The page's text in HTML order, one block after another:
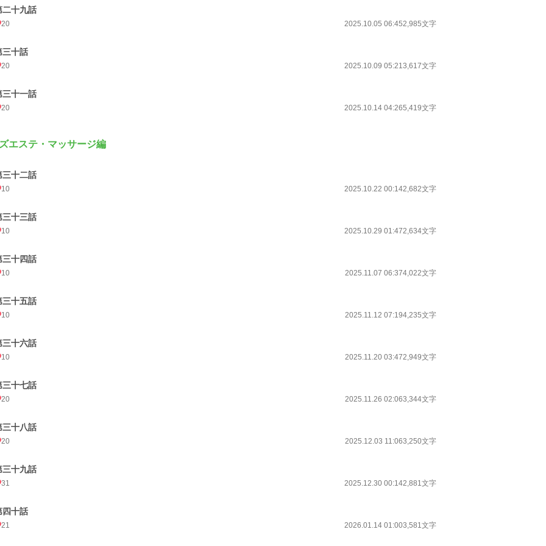
二十九話
20 2025.10.05 06:452,985文字
三十話
20 2025.10.09 05:213,617文字
三十一話
20 2025.10.14 04:265,419文字
エステ・マッサージ編
三十二話
10 2025.10.22 00:142,682文字
三十三話
10 2025.10.29 01:472,634文字
三十四話
10 2025.11.07 06:374,022文字
三十五話
10 2025.11.12 07:194,235文字
三十六話
10 2025.11.20 03:472,949文字
三十七話
20 2025.11.26 02:063,344文字
三十八話
20 2025.12.03 11:063,250文字
三十九話
31 2025.12.30 00:142,881文字
四十話
21 2026.01.14 01:003,581文字